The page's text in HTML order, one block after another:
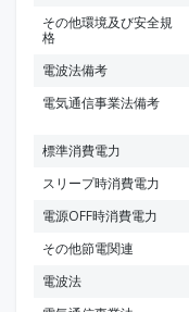
その他環境及び安全規
格
電波法備考
電気通信事業法備考
標準消費電力
スリープ時消費電力
電源OFF時消費電力
その他節電関連
電波法